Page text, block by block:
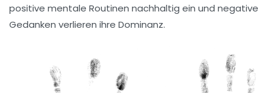
positive mentale Routinen nachhaltig ein und negative
Gedanken verlieren ihre Dominanz.